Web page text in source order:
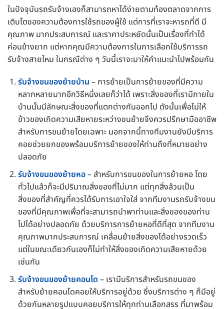
ในปัจจุบันรถรับจ้างเองก็สามารถหาได้ง่ายตามท้องตลาดจากการ
เติบโตของความต้องการใช้รถของผู้ใช้ แต่การที่เราจะหารถที่ดี มี
คุณภาพ มากประสบการณ์ และราคาประหยัดนั้นเป็นเรื่องที่ทำได้
ค่อนข้างยาก แต่หากคุณมีความต้องการในการเลือกใช้บริการรถ
รับจ้างสายไหม ในกรณีต่าง ๆ วันนี้เราจะมาให้คำแนะนำไปพร้อมกัน
รับจ้างขนของย้ายบ้าน – การย้ายเป็นการย้ายของที่มีความ
หลากหลายมากอีกวิธีหนึ่งเลยก็ว่าได้ เพราะสิ่งของที่เรามีภายใน
บ้านนั้นมีลักษณะสิ่งของที่แตกต่างกันออกไป ดังนั้นเพื่อไม่ให้
ข้าวของเกิดความเสียหายระหว่างขนย้ายจึงควรปรึกษามืออาชีพ
สำหรับการขนย้ายโดยเฉพาะ นอกจากนี้ทางทีมงานยังมีบริการ
คอยช่วยยกของพร้อมบริการย้ายของให้ท่านถึงที่หมายอย่าง
ปลอดภัย
รับจ้างขนของย้ายหอ– สำหรับการขนของในการย้ายหอ โดย
ทั่วไปแล้วก็จะมีปริมาณสิ่งของที่ไม่มาก แต่ทุกสิ่งล้วนเป็น
สิ่งของที่สำคัญที่ควรได้รับการเอาใจใส่ จากทีมงานรถรับจ้างขน
ของที่มีคุณภาพเพื่อที่จะสามารถนำพาท่านและสิ่งของของท่าน
ไปได้อย่างปลอดภัย ด้วยบริการการย้ายหอที่ดีที่สุด จากทีมงาน
คุณภาพมากประสบการณ์ เคลื่อนย้ายสิ่งของได้อย่างรวดเร็ว
แต่ในขณะเดียวกันเองก็ไม่ทำให้สิ่งของเกิดความเสียหายด้วย
เช่นกัน
รับจ้างขนของย้ายคอนโด – เรามีบริการสำหรับรถขนของ
สำหรับย้ายคอนโดคอยให้บริการอยู่ด้วย ซึ่งบริการต่าง ๆ ก็มีอยู่
ด้วยกันหลายรูปแบบคอยบริการให้ทุกท่านเลือกสรร ที่มาพร้อม